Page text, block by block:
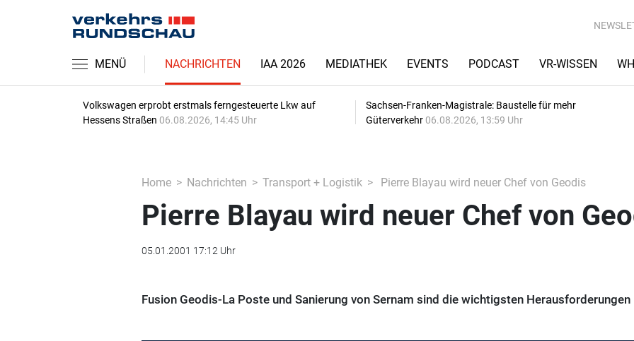
MENÜ NACHRICHTEN IAA 2026 MEDIATHEK EVENTS PODCAST VR-WISSEN
Volkswagen erprobt erstmals ferngesteuerte Lkw auf
Hessens Straßen 06.08.2026, 14:45 Uhr
Sachsen-Franken-Magistrale: Baustelle für mehr
Güterverkehr 06.08.2026, 13:59 Uhr
Home Nachrichten Transport + Logistik Pierre Blayau wird neuer Chef von Geodis
Pierre Blayau wird neuer Chef von
05.01.2001 17:12 Uhr
Fusion Geodis-La Poste und Sanierung von Sernam sind die wichtigsten Herausforderungen